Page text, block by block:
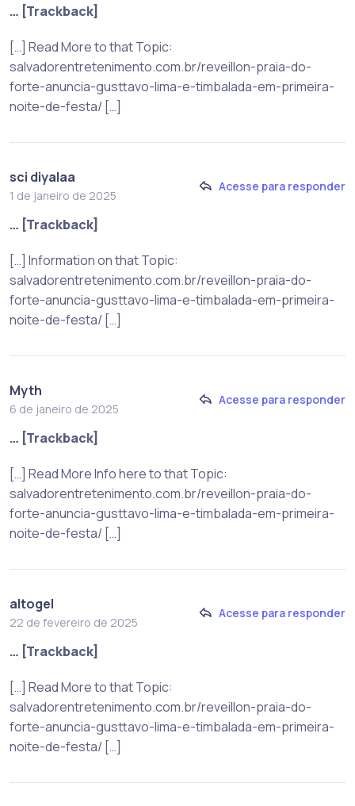
… [Trackback]
[…] Read More to that Topic:
salvadorentretenimento.com.br/reveillon-praia-do-
forte-anuncia-gusttavo-lima-e-timbalada-em-primeira-
noite-de-festa/ […]
sci diyalaa
1 de janeiro de 2025
Acesse para responder
… [Trackback]
[…] Information on that Topic:
salvadorentretenimento.com.br/reveillon-praia-do-
forte-anuncia-gusttavo-lima-e-timbalada-em-primeira-
noite-de-festa/ […]
Myth
6 de janeiro de 2025
Acesse para responder
… [Trackback]
[…] Read More Info here to that Topic:
salvadorentretenimento.com.br/reveillon-praia-do-
forte-anuncia-gusttavo-lima-e-timbalada-em-primeira-
noite-de-festa/ […]
altogel
22 de fevereiro de 2025
Acesse para responder
… [Trackback]
[…] Read More to that Topic:
salvadorentretenimento.com.br/reveillon-praia-do-
forte-anuncia-gusttavo-lima-e-timbalada-em-primeira-
noite-de-festa/ […]